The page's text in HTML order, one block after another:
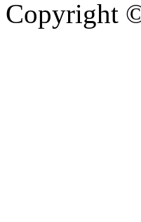
Copyright